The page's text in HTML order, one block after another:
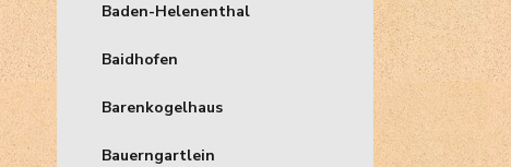
Baden-Helenenthal
Baidhofen
Barenkogelhaus
Bauerngartlein